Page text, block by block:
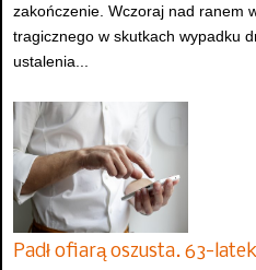
zakończenie. Wczoraj nad ranem
tragicznego w skutkach wypadku
ustalenia...
Padł ofiarą oszusta. 63-